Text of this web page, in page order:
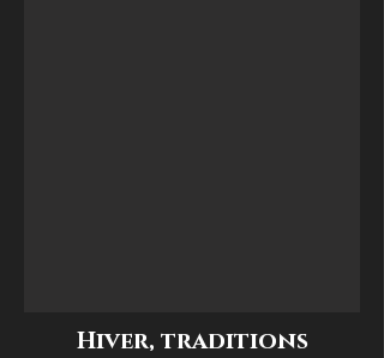
Hiver, traditions